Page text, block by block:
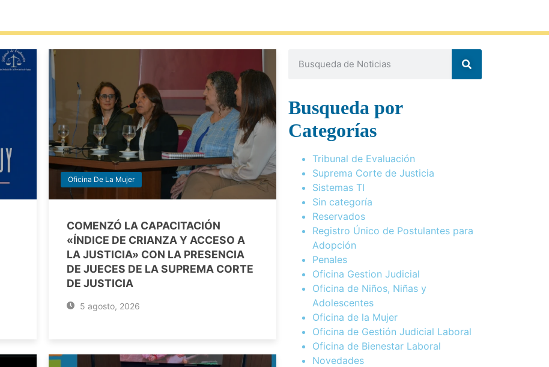
Oficina De La Mujer
COMENZÓ LA CAPACITACIÓN
«ÍNDICE DE CRIANZA Y ACCESO A
LA JUSTICIA» CON LA PRESENCIA
DE JUECES DE LA SUPREMA CORTE
DE JUSTICIA
5 agosto, 2026
Busqueda por
Categorías
Tribunal de Evaluación
Suprema Corte de Justicia
Sistemas TI
Sin categoría
Reservados
Registro Único de Postulantes para
Adopción
Penales
Oficina Gestion Judicial
Oficina de Niños, Niñas y
Adolescentes
Oficina de la Mujer
Oficina de Gestión Judicial Laboral
Oficina de Bienestar Laboral
Novedades